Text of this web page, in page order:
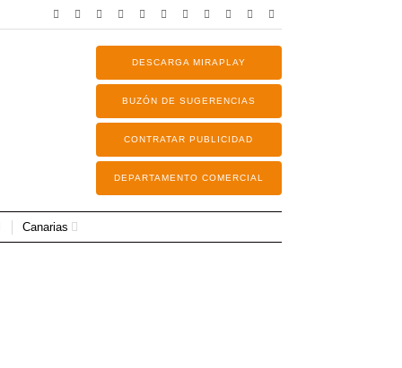
DESCARGA MIRAPLAY
BUZÓN DE SUGERENCIAS
CONTRATAR PUBLICIDAD
DEPARTAMENTO COMERCIAL
Canarias